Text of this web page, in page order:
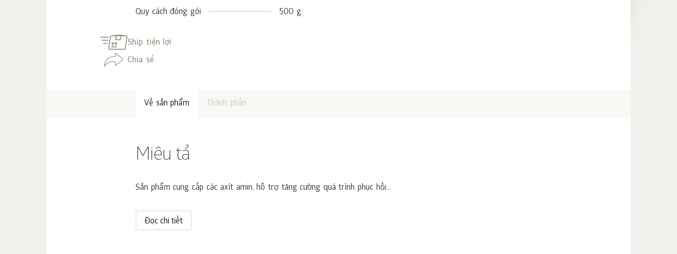
Quy cách đóng gói
500 g
Ship tiện lợi
Chia sẻ
Về sản phẩm Thành phần
Miêu tả
Sản phẩm cung cấp các axít amin, hỗ trợ tăng cường quá trình phục hồi...
Đọc chi tiết